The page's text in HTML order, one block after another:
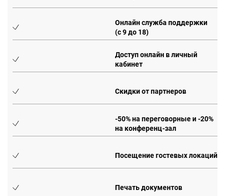
Онлайн служба поддержки
(с 9 до 18)
Доступ онлайн в личный
кабинет
Скидки от партнеров
-50% на переговорные и -20%
на конференц-зал
Посещение гостевых локаций
Печать документов